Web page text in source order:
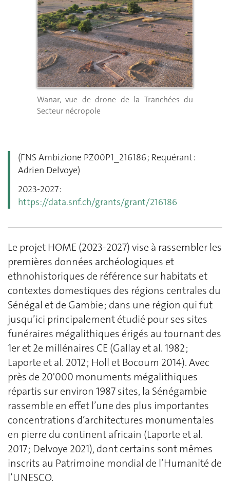
Wanar, vue de drone de la Tranchées du
Secteur nécropole
(FNS Ambizione PZ00P1_216186 ; Requérant :
Adrien Delvoye)
2023-2027 :
https://data.snf.ch/grants/grant/216186
Le projet HOME (2023-2027) vise à rassembler les
premières données archéologiques et
ethnohistoriques de référence sur habitats et
contextes domestiques des régions centrales du
Sénégal et de Gambie ; dans une région qui fut
jusqu’ici principalement étudié pour ses sites
funéraires mégalithiques érigés au tournant des
1er et 2e millénaires CE (Gallay et al. 1982 ;
Laporte et al. 2012 ; Holl et Bocoum 2014). Avec
près de 20'000 monuments mégalithiques
répartis sur environ 1987 sites, la Sénégambie
rassemble en effet l’une des plus importantes
concentrations d’architectures monumentales
en pierre du continent africain (Laporte et al.
2017 ; Delvoye 2021), dont certains sont mêmes
inscrits au Patrimoine mondial de l’Humanité de
l’UNESCO.